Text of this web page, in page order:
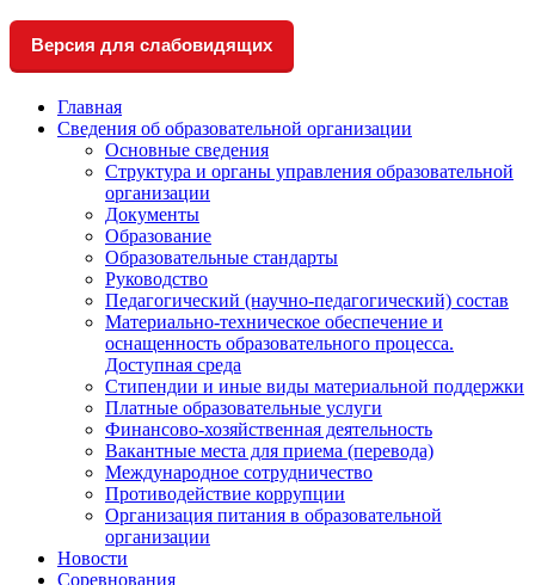
Версия для слабовидящих
Главная
Сведения об образовательной организации
Основные сведения
Структура и органы управления образовательной
организации
Документы
Образование
Образовательные стандарты
Руководство
Педагогический (научно-педагогический) состав
Материально-техническое обеспечение и
оснащенность образовательного процесса.
Доступная среда
Стипендии и иные виды материальной поддержки
Платные образовательные услуги
Финансово-хозяйственная деятельность
Вакантные места для приема (перевода)
Международное сотрудничество
Противодействие коррупции
Организация питания в образовательной
организации
Новости
Соревнования